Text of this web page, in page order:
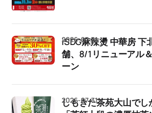
iSDG麻辣燙 中華房 下
舗、8/1リニューアル
ーン
2026-07-31
しもきた茶苑大山でし
2026-07-31